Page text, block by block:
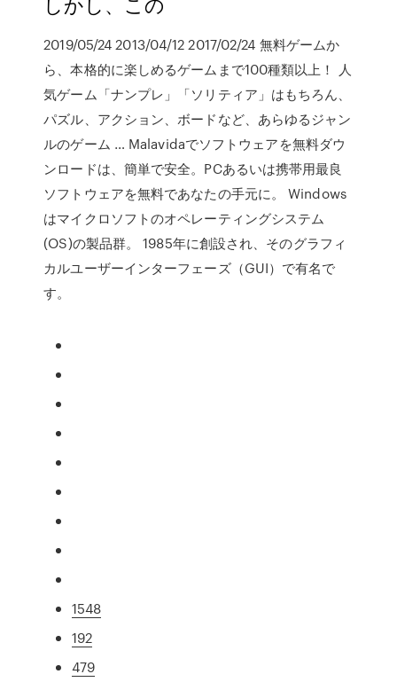
2019/05/24 2013/04/12 2017/02/24 無料ゲームか
ら、本格的に楽しめるゲームまで100種類以上！ 人
気ゲーム「ナンプレ」「ソリティア」はもちろん、
パズル、アクション、ボードなど、あらゆるジャン
ルのゲーム … Malavidaでソフトウェアを無料ダウ
ンロードは、簡単で安全。PCあるいは携帯用最良
ソフトウェアを無料であなたの手元に。 Windows
はマイクロソフトのオペレーティングシステム
(OS)の製品群。 1985年に創設され、そのグラフィ
カルユーザーインターフェーズ（GUI）で有名で
す。
1548
192
479